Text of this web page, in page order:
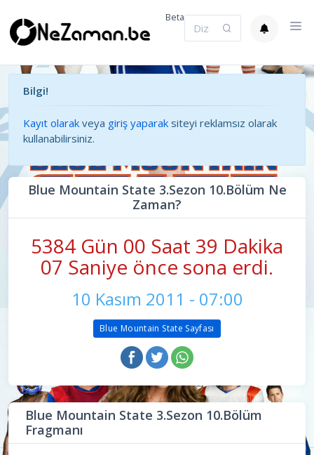
Beta
Bilgi!
Kayıt olarak veya giriş yaparak siteyi reklamsız olarak
kullanabilirsiniz.
Blue Mountain State 3.Sezon 10.Bölüm Ne
Zaman?
5384 Gün 00 Saat 39 Dakika
07 Saniye önce sona erdi.
10 Kasım 2011 - 07:00
Blue Mountain State Sayfası
Blue Mountain State 3.Sezon 10.Bölüm
Fragmanı